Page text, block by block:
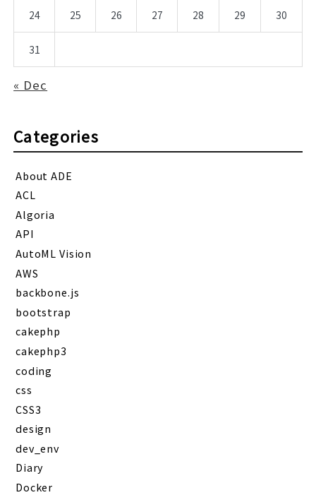
24 25 26 27 28 29 30
31
« Dec
Categories
About ADE
ACL
Algoria
API
AutoML Vision
AWS
backbone.js
bootstrap
cakephp
cakephp3
coding
css
CSS3
design
dev_env
Diary
Docker